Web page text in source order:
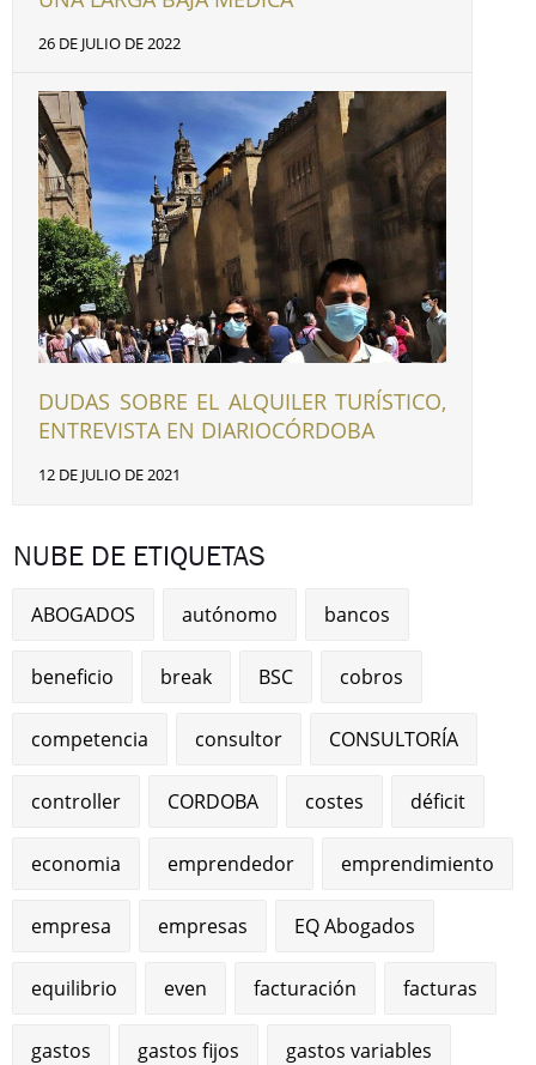
26 DE JULIO DE 2022
DUDAS SOBRE EL ALQUILER TURÍSTICO,
ENTREVISTA EN DIARIOCÓRDOBA
12 DE JULIO DE 2021
NUBE DE ETIQUETAS
ABOGADOS autónomo bancos
beneficio break BSC cobros
competencia consultor CONSULTORÍA
controller CORDOBA costes déficit
economia emprendedor emprendimiento
empresa empresas EQ Abogados
equilibrio even facturación facturas
gastos gastos fijos gastos variables